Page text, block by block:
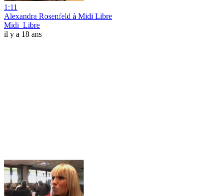
1:11
Alexandra Rosenfeld à Midi Libre
Midi_Libre
il y a 18 ans